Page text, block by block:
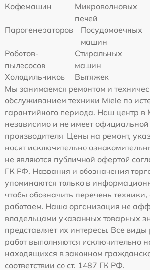
Кофемашин
Микроволновых
печей
Парогенераторов
Посудомоечных
машин
Роботов-
пылесосов
Стиральных
машин
Холодильников
Вытяжек
Мы занимаемся ремонтом и
обслуживанием техники Miele по
гарантийного периода. Наш центр в
независимо и не имеет официальной
производителя. Цены на ремонт,
носят исключительно
не являются публичной офертой
ГК РФ. Названия и обозначения
упоминаются только в
чтобы обозначить перечень
работаем. Наша организация не
владельцами указанных товарных
представляет их интересы. Все
работ выполняются исключительно
находящихся в законном
соответствии со ст. 1487 ГК РФ.